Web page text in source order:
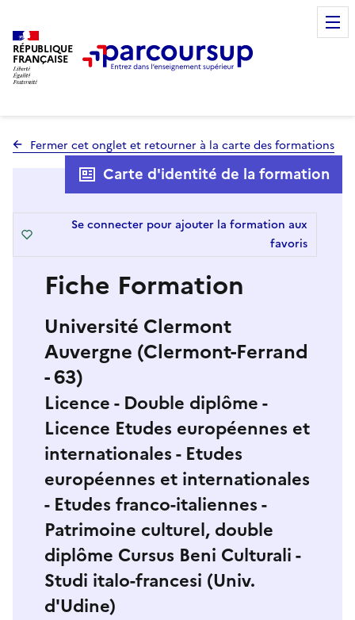
RÉPUBLIQUE
FRANÇAISE
Fermer cet onglet et retourner à la carte des formations
Fiche Formation
Université Clermont
Auvergne (Clermont-Ferrand
- 63)
Licence - Double diplôme -
Licence Etudes européennes et
internationales - Etudes
européennes et internationales
- Etudes franco-italiennes -
Patrimoine culturel, double
diplôme Cursus Beni Culturali -
Studi italo-francesi (Univ.
d'Udine)
Carte d'identité de la formation
Se connecter pour ajouter la formation aux
favoris